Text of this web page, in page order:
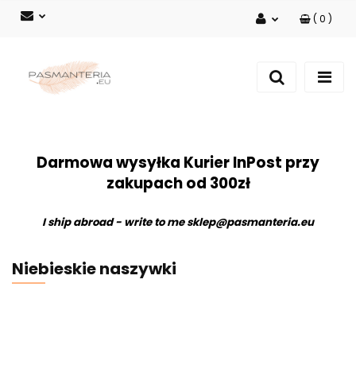
Zarejestruj się
( 0 )
Darmowa wysyłka Kurier InPost przy
zakupach od 300zł
I ship abroad - write to mesklep@pasmanteria.eu
Niebieskie naszywki